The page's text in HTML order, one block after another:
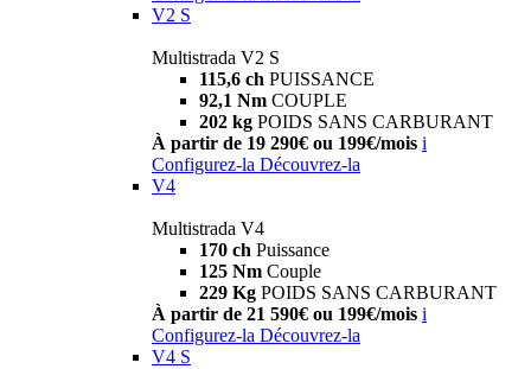
V2 S
Multistrada V2 S
115,6 ch PUISSANCE
92,1 Nm COUPLE
202 kg POIDS SANS CARBURANT
À partir de 19 290€ ou 199€/mois i
Configurez-la Découvrez-la
V4
Multistrada V4
170 ch Puissance
125 Nm Couple
229 Kg POIDS SANS CARBURANT
À partir de 21 590€ ou 199€/mois i
Configurez-la Découvrez-la
V4 S